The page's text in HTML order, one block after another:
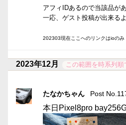
アフィIDあるので当該品が
一応、ゲスト投稿が出来る
202303現在ここへのリンクはioのみ
2023年12月 この範囲を時系列順
たなかちゃん Post
本日Pixel8pro